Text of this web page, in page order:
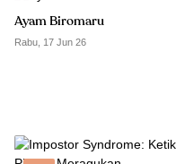
Ayam Biromaru
Rabu, 17 Jun 26